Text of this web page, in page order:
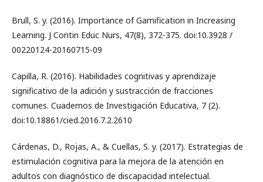
Brull, S. y. (2016). Importance of Gamification in Increasing
Learning. J Contin Educ Nurs, 47(8), 372-375. doi:10.3928 /
00220124-20160715-09
Capilla, R. (2016). Habilidades cognitivas y aprendizaje
significativo de la adición y sustracción de fracciones
comunes. Cuadernos de Investigación Educativa, 7 (2).
doi:10.18861/cied.2016.7.2.2610
Cárdenas, D., Rojas, A., & Cuellas, S. y. (2017). Estrategias de
estimulación cognitiva para la mejora de la atención en
adultos con diagnóstico de discapacidad intelectual.